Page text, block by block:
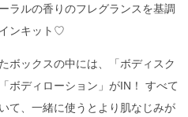
ラルの香りのフレグランスを基調
ンキット♡
ボックスの中には、「ボディスク
ボディローション」がIN！ すべて
て、一緒に使うとより肌なじみが